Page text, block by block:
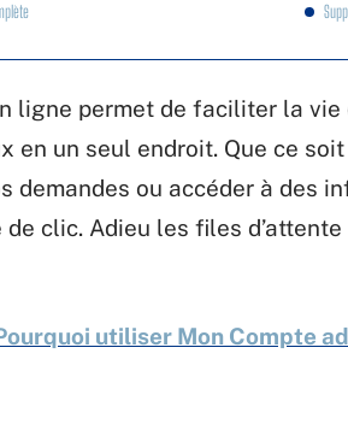
ligne permet de faciliter la
en un seul endroit. Que ce
demandes ou accéder à des
clic. Adieu les files
utiliser Mon Compte